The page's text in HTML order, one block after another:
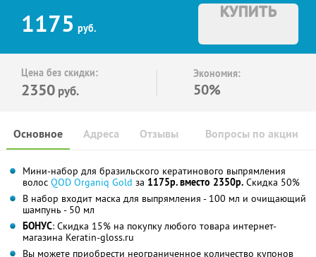
1175 руб.
КУПИТЬ
Цена без скидки:
2350 руб.
Экономия:
50%
Основное Отзывы Вопросы по акции
Адреса
Мини-набор для бразильского кератинового выпрямления
волос QOD Organiq Gold за 1175р. вместо 2350р. Скидка 50%
В набор входит маска для выпрямления - 100 мл и очищающий
шампунь - 50 мл
БОНУС: Скидка 15% на покупку любого товара интернет-
магазина Keratin-gloss.ru
Вы можете приобрести неограниченное количество купонов